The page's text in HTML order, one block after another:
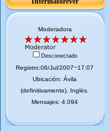
Moderadora
Desconectado
Registro:06/Jul/2007~17:07
Ubicación: Ávila
(definitivamente). Inglés.
Mensajes: 4.094